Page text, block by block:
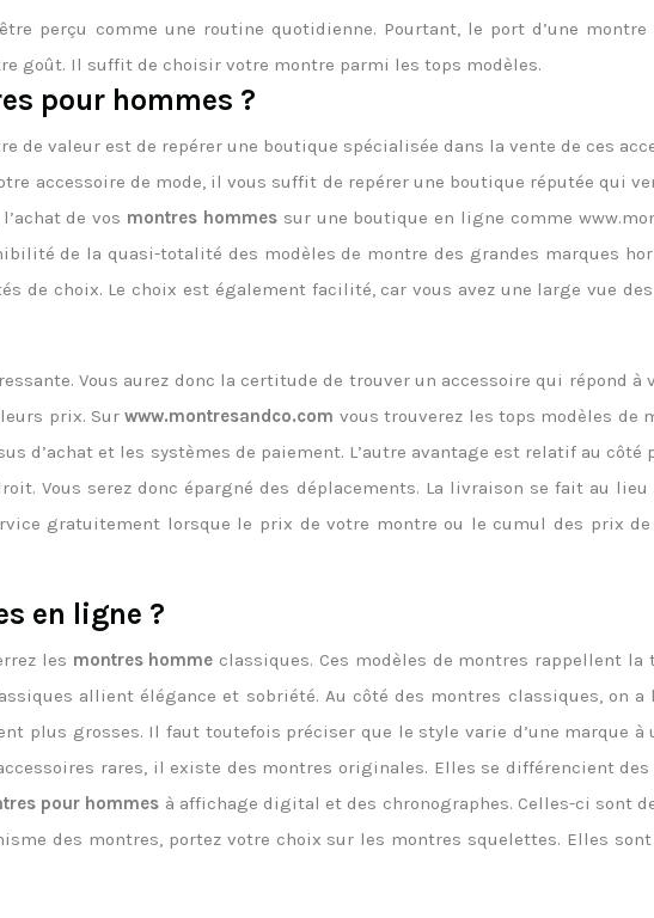
perçu comme une routine quotidienne. Pourtant, le port d’une
goût. Il suffit de choisir votre montre parmi les tops modèles.
pour hommes ?
de valeur est de repérer une boutique spécialisée dans la vente de ces
accessoire de mode, il vous suffit de repérer une boutique réputée qui
de vos montres hommessur une boutique en ligne comme
de la quasi-totalité des modèles de montre des grandes marques
de choix. Le choix est également facilité, car vous avez une large vue
Vous aurez donc la certitude de trouver un accessoire qui répond à
prix. Surwww.montresandco.com vous trouverez les tops modèles de
d’achat et les systèmes de paiement. L’autre avantage est relatif au
Vous serez donc épargné des déplacements. La livraison se fait au
gratuitement lorsque le prix de votre montre ou le cumul des prix
en ligne ?
les montres homme classiques. Ces modèles de montres rappellent
allient élégance et sobriété. Au côté des montres classiques, on a
plus grosses. Il faut toutefois préciser que le style varie d’une marque à
rares, il existe des montres originales. Elles se différencient
pour hommes à affichage digital et des chronographes. Celles-ci sont
des montres, portez votre choix sur les montres squelettes. Elles sont